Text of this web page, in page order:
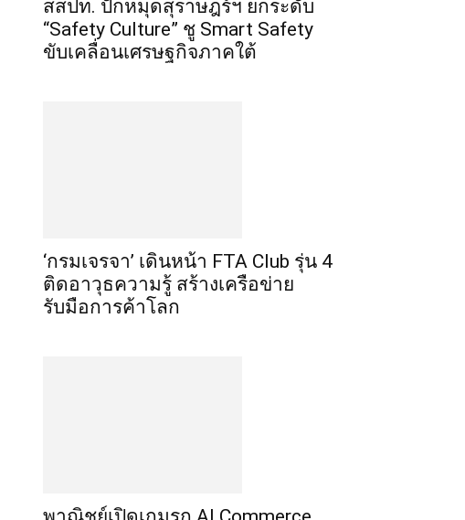
สสปท. ปักหมุดสุราษฎร์ฯ ยกระดับ
“Safety Culture” ชู Smart Safety
ขับเคลื่อนเศรษฐกิจภาคใต้
‘กรมเจรจา’ เดินหน้า FTA Club รุ่น 4
ติดอาวุธความรู้ สร้างเครือข่าย
รับมือการค้าโลก